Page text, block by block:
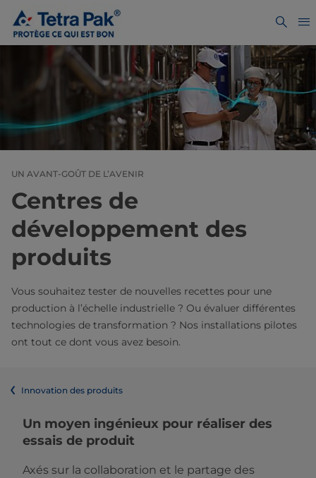
UN AVANT-GOÛT DE L’AVENIR
Centres de
développement des
produits
Vous souhaitez tester de nouvelles recettes pour une
production à l’échelle industrielle ? Ou évaluer différentes
technologies de transformation ? Nos installations pilotes
ont tout ce dont vous avez besoin.
Innovation des produits
Un moyen ingénieux pour réaliser des
essais de produit
Axés sur la collaboration et le partage des